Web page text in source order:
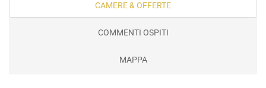
CAMERE & OFFERTE
COMMENTI OSPITI
MAPPA